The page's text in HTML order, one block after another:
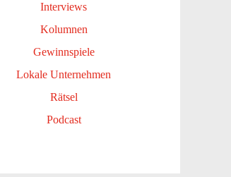
Interviews
Kolumnen
Gewinnspiele
Lokale Unternehmen
Rätsel
Podcast